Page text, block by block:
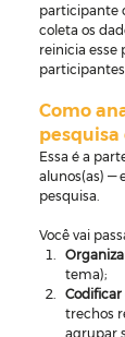
participante
coleta os
reinicia esse
Como
Essa é a
alunos(as) —
pesquisa.
Você vai
tema);
Codificar
trechos
agrupar